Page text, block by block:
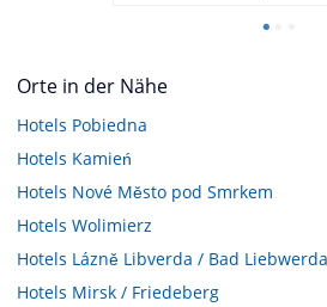
Orte in der Nähe
Hotels Pobiedna
Hotels Kamień
Hotels Nové Město pod Smrkem
Hotels Wolimierz
Hotels Lázně Libverda / Bad Liebwerda
Hotels Mirsk / Friedeberg